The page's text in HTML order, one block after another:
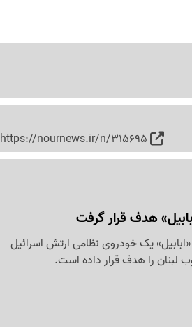
https://nournews.ir/n/315695
هدف قرار گرفت
«ابابیل» یک خودروی نظامی ارتش اسرائیل
لبنان را هدف قرار داده است.